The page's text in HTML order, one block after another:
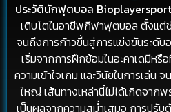
ประวัตินักฟุตบอล Bioplayersport
เติบโตในอาชีพกีฬาฟุตบอล ตั้งแต่ช่
จนถึงการก้าวขึ้นสู่การแข่งขันระ
เริ่มจากการฝึกซ้อมในอะคาเดมีห
ความเข้าใจเกม และวินัยในการเล่น
ใหญ่ เส้นทางเหล่านี้ไม่ได้เกิดจาก
เป็นผลจากความสม่ำเสมอ การปรั